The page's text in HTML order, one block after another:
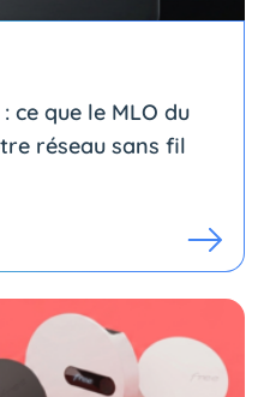
ce que le MLO du
réseau sans fil